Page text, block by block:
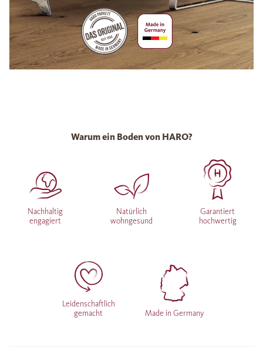
Warum ein Boden von HARO?
Nachhaltig
engagiert
Natürlich
wohngesund
Garantiert
hochwertig
Leidenschaftlich
gemacht
Made in Germany